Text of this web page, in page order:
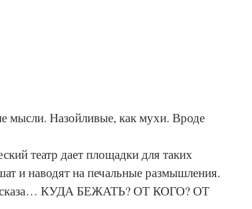
мысли. Назойливые, как мухи. Вроде
театр дает площадки для таких
и наводят на печальные размышления.
сказа… КУДА БЕЖАТЬ? ОТ КОГО? ОТ